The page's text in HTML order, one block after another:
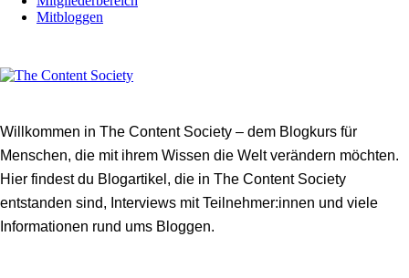
Mitbloggen
Willkommen in The Content Society – dem Blogkurs für
Menschen, die mit ihrem Wissen die Welt verändern möchten.
Hier findest du Blogartikel, die in The Content Society
entstanden sind, Interviews mit Teilnehmer:innen und viele
Informationen rund ums Bloggen.